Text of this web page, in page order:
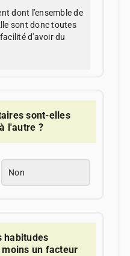
dont l'ensemble de
sont donc toutes
d'avoir du
sont-elles
l'autre ?
Non
habitudes
un facteur